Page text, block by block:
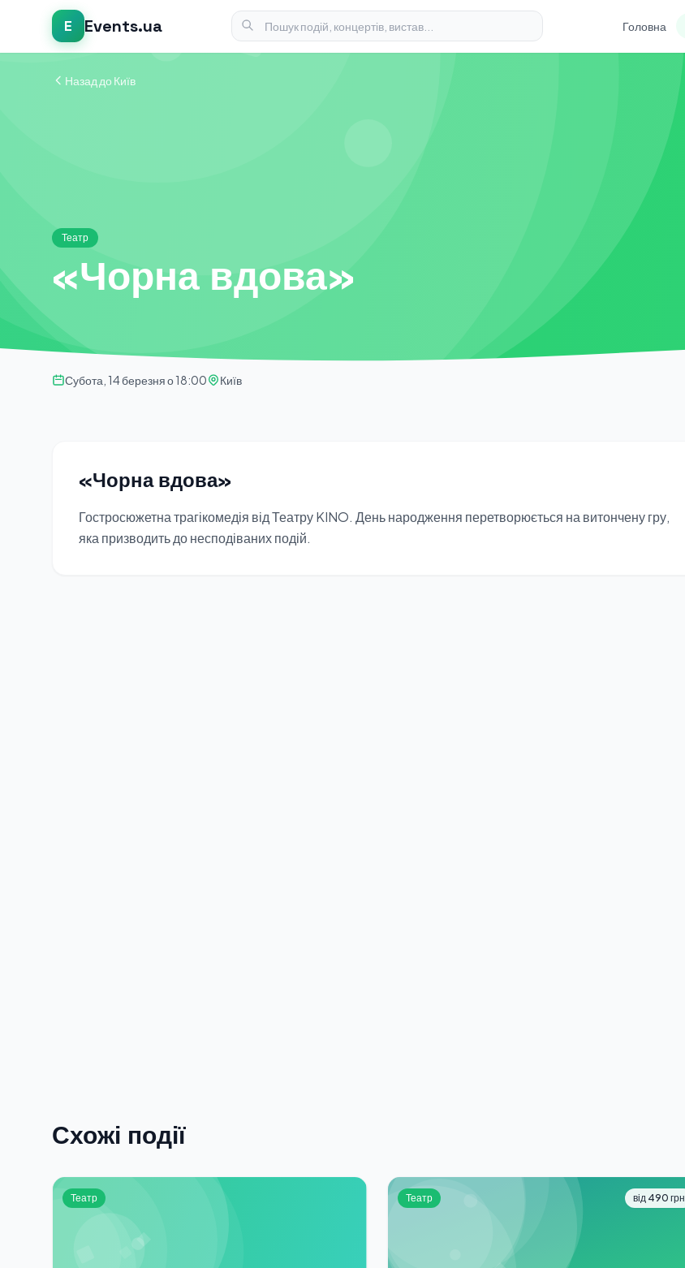
E Events.ua Головна
Назад до Київ
Театр
«Чорна вдова»
Субота, 14 березня о 18:00 Київ
«Чорна вдова»
Гостросюжетна трагікомедія від Театру KINO. День народження перетворюється на витончену гру,
яка призводить до несподіваних подій.
Схожі події
Театр Театр від 490 грн